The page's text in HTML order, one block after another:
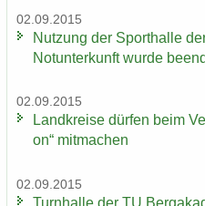
02.09.2015
Nut­zung der Sport­hal­le
Notunterkunft wurde
02.09.2015
Land­krei­se dür­fen beim
on“ mit­ma­chen
02.09.2015
Turn­hal­le der TU